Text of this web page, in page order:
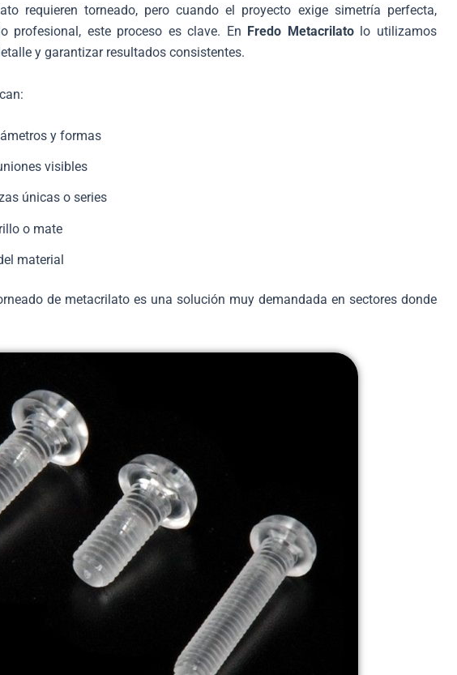
requieren torneado, pero cuando el proyecto exige simetría perfecta,
profesional, este proceso es clave. En Fredo Metacrilatolo utilizamos
y garantizar resultados consistentes.
y formas
visibles
únicas o series
o mate
material
de metacrilato es una solución muy demandada en sectores donde